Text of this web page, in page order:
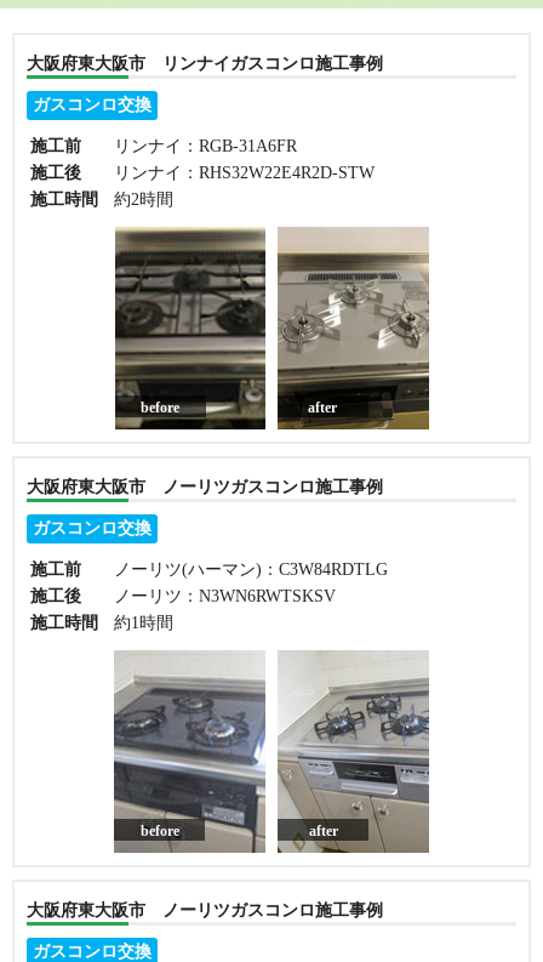
大阪府東大阪市 リンナイガスコンロ施工事例
ガスコンロ交換
施工前
リンナイ：RGB-31A6FR
施工後
リンナイ：RHS32W22E4R2D-STW
施工時間
約2時間
before after
大阪府東大阪市 ノーリツガスコンロ施工事例
ガスコンロ交換
施工前
ノーリツ(ハーマン)：C3W84RDTLG
施工後
ノーリツ：N3WN6RWTSKSV
施工時間
約1時間
before after
大阪府東大阪市 ノーリツガスコンロ施工事例
ガスコンロ交換